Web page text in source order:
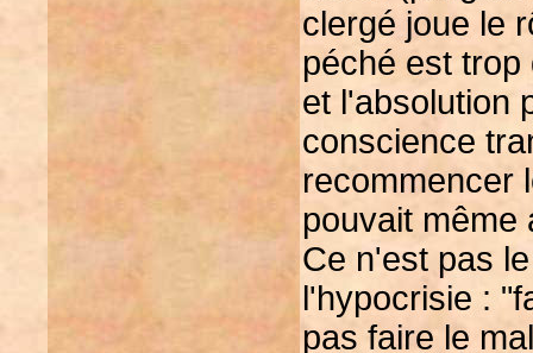
clergé joue le
péché est trop
et l'absolution
conscience
recommencer
pouvait même
Ce n'est pas
l'hypocrisie :
pas faire le